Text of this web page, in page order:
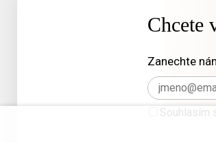
Chcete
Zanechte
Souhlasím